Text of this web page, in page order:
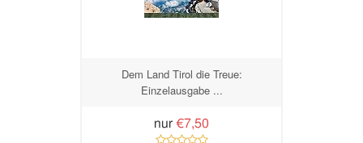
Dem Land Tirol die Treue:
Einzelausgabe ...
nur €7,50